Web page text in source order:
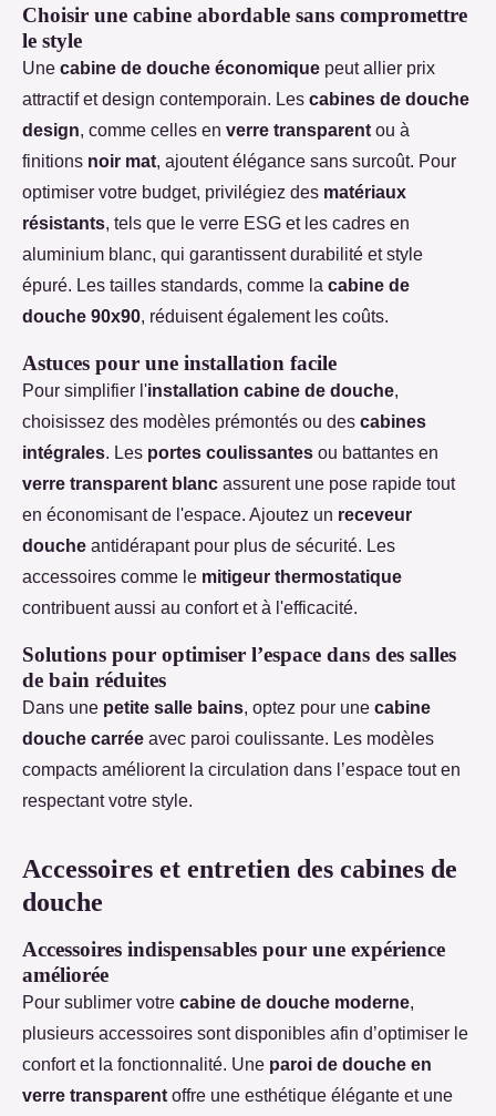
Choisir une cabine abordable sans compromettre
le style
Une cabine de douche économique peut allier prix
attractif et design contemporain. Les cabines de douche
design, comme celles en verre transparent ou à
finitions noir mat, ajoutent élégance sans surcoût. Pour
optimiser votre budget, privilégiez des matériaux
résistants, tels que le verre ESG et les cadres en
aluminium blanc, qui garantissent durabilité et style
épuré. Les tailles standards, comme la cabine de
douche 90x90, réduisent également les coûts.
Astuces pour une installation facile
Pour simplifier l'installation cabine de douche,
choisissez des modèles prémontés ou des cabines
intégrales. Les portes coulissantes ou battantes en
verre transparent blanc assurent une pose rapide tout
en économisant de l'espace. Ajoutez un receveur
douche antidérapant pour plus de sécurité. Les
accessoires comme le mitigeur thermostatique
contribuent aussi au confort et à l'efficacité.
Solutions pour optimiser l’espace dans des salles
de bain réduites
Dans une petite salle bains, optez pour une cabine
douche carrée avec paroi coulissante. Les modèles
compacts améliorent la circulation dans l’espace tout en
respectant votre style.
Accessoires et entretien des cabines de
douche
Accessoires indispensables pour une expérience
améliorée
Pour sublimer votre cabine de douche moderne,
plusieurs accessoires sont disponibles afin d’optimiser le
confort et la fonctionnalité. Une paroi de douche en
verre transparent offre une esthétique élégante et une